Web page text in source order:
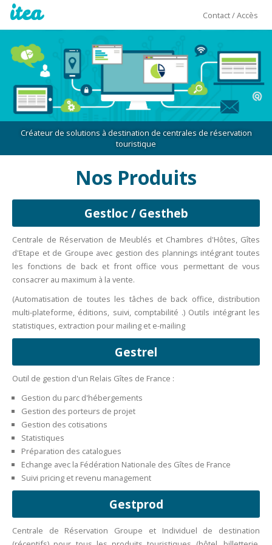
Contact / Accès
itea
Créateur de solutions à destination de centrales de réservation
touristique
Nos Produits
Gestloc / Gestheb
Centrale de Réservation de Meublés et Chambres d'Hôtes, Gîtes
d'Etape et de Groupe avec gestion des plannings intégrant toutes
les fonctions de back et front office vous permettant de vous
consacrer au maximum à la vente.
(Automatisation de toutes les tâches de back office, distribution
multi-plateforme, éditions, suivi, comptabilité .) Outils intégrant les
statistiques, extraction pour mailing et e-mailing
Gestrel
Outil de gestion d'un Relais Gîtes de France :
Gestion du parc d'hébergements
Gestion des porteurs de projet
Gestion des cotisations
Statistiques
Préparation des catalogues
Echange avec la Fédération Nationale des Gîtes de France
Suivi pricing et revenu management
Gestprod
Centrale de Réservation Groupe et Individuel de destination